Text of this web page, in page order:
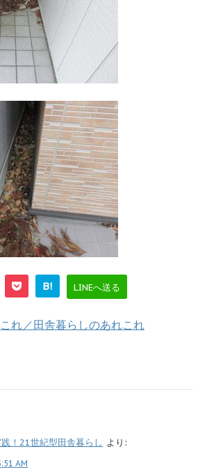
B! LINEへ送る
れ／田舎暮らしのあれこれ
！21世紀型田舎暮らし より:
AM